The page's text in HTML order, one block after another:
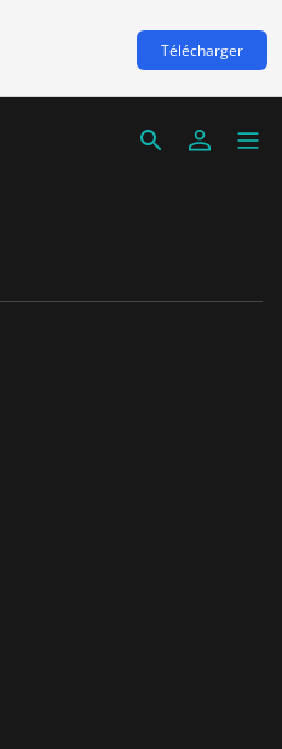
Télécharger